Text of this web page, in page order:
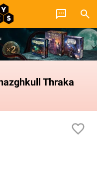
Thraka